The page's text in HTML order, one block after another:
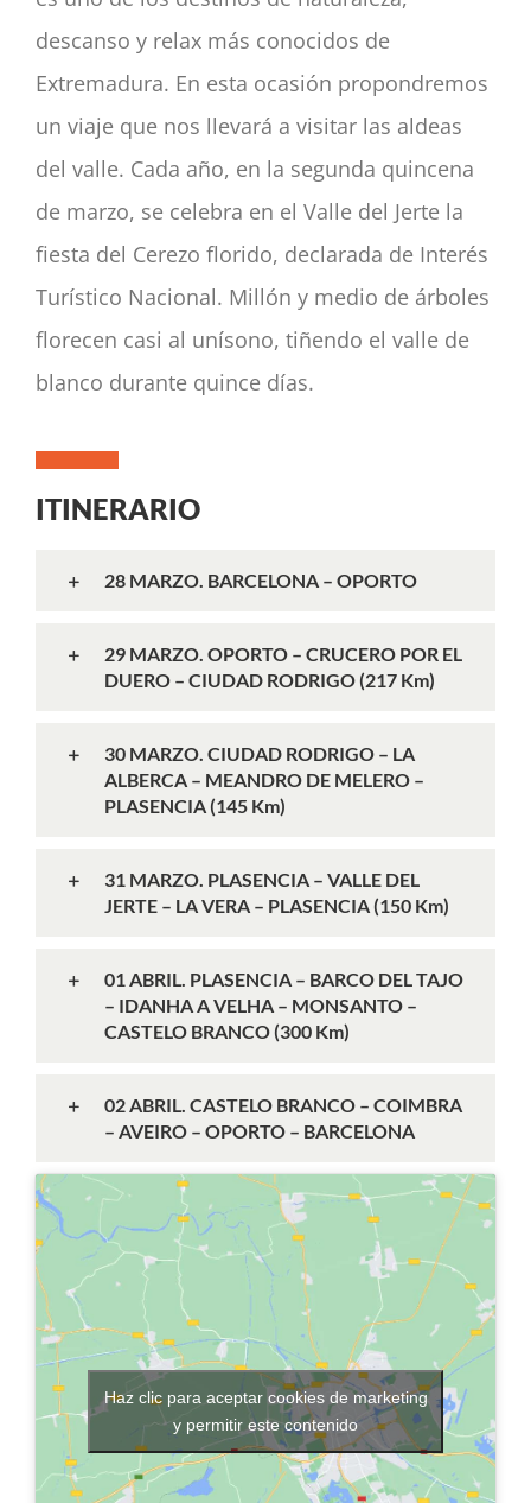
descanso y relax más conocidos de
Extremadura. En esta ocasión propondremos
un viaje que nos llevará a visitar las aldeas
del valle. Cada año, en la segunda quincena
de marzo, se celebra en el Valle del Jerte la
fiesta del Cerezo florido, declarada de Interés
Turístico Nacional. Millón y medio de árboles
florecen casi al unísono, tiñendo el valle de
blanco durante quince días.
ITINERARIO
28 MARZO. BARCELONA – OPORTO
29 MARZO. OPORTO – CRUCERO POR EL
DUERO – CIUDAD RODRIGO (217 Km)
30 MARZO. CIUDAD RODRIGO – LA
ALBERCA – MEANDRO DE MELERO –
PLASENCIA (145 Km)
31 MARZO. PLASENCIA – VALLE DEL
JERTE – LA VERA – PLASENCIA (150 Km)
01 ABRIL. PLASENCIA – BARCO DEL TAJO
– IDANHA A VELHA – MONSANTO –
CASTELO BRANCO (300 Km)
02 ABRIL. CASTELO BRANCO – COIMBRA
– AVEIRO – OPORTO – BARCELONA
Haz clic para aceptar cookies de marketing
y permitir este contenido